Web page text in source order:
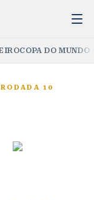
COPA DO
RODADA 10